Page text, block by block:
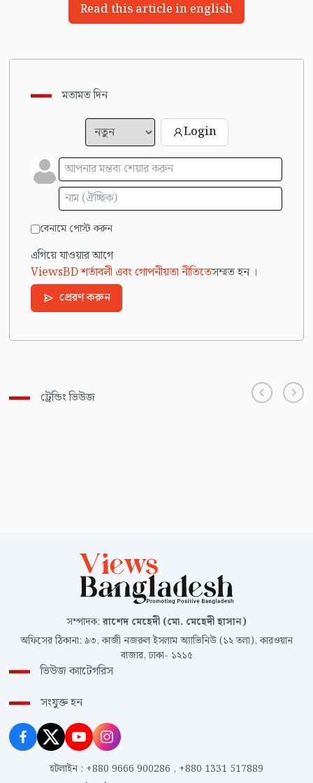
Read this article in english
মতামত দিন
Login
বেনামে পোস্ট করুন
এগিয়ে যাওয়ার আগে
ViewsBD শর্তাবলী এবং গোপনীয়তা নীতিতেসম্মত হন ।
প্রেরণ করুন
ট্রেন্ডিং ভিউজ
সম্পাদক:রাশেদ মেহেদী (মো. মেহেদী হাসান)
অফিসের ঠিকানা: ৯৩, কাজী নজরুল ইসলাম অ্যাভিনিউ (১২ তলা), কারওয়ান
বাজার, ঢাকা- ১২১৫
ভিউজ ক্যাটেগরিস
সংযুক্ত হন
হটলাইন : +880 9666 900286 , +880 1331 517889